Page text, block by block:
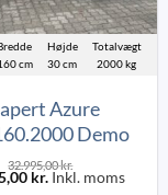
cm
Højde
30 cm
Totalvægt
2000 kg
Azure
Demo
32.995,00kr.
kr. Inkl. moms